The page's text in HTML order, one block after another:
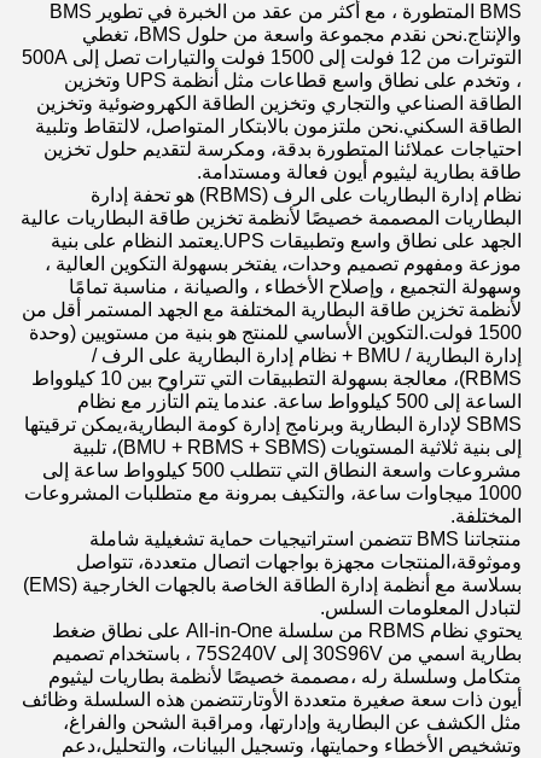
BMS المتطورة ، مع أكثر من عقد من الخبرة في تطوير BMS
والإنتاج.نحن نقدم مجموعة واسعة من حلول BMS، تغطي
التوترات من 12 فولت إلى 1500 فولت والتيارات تصل إلى 500A
، وتخدم على نطاق واسع قطاعات مثل أنظمة UPS وتخزين
الطاقة الصناعي والتجاري وتخزين الطاقة الكهروضوئية وتخزين
الطاقة السكني.نحن ملتزمون بالابتكار المتواصل، لالتقاط وتلبية
احتياجات عملائنا المتطورة بدقة، ومكرسة لتقديم حلول تخزين
طاقة بطارية ليثيوم أيون فعالة ومستدامة.
نظام إدارة البطاريات على الرف (RBMS) هو تحفة إدارة
البطاريات المصممة خصيصًا لأنظمة تخزين طاقة البطاريات عالية
الجهد على نطاق واسع وتطبيقات UPS.يعتمد النظام على بنية
موزعة ومفهوم تصميم وحدات، يفتخر بسهولة التكوين العالية ،
وسهولة التجميع ، وإصلاح الأخطاء ، والصيانة ، مناسبة تمامًا
لأنظمة تخزين طاقة البطارية المختلفة مع الجهد المستمر أقل من
1500 فولت.التكوين الأساسي للمنتج هو بنية من مستويين (وحدة
إدارة البطارية / BMU + نظام إدارة البطارية على الرف /
RBMS)، معالجة بسهولة التطبيقات التي تتراوح بين 10 كيلوواط
الساعة إلى 500 كيلوواط ساعة. عندما يتم التآزر مع نظام
SBMS لإدارة البطارية وبرنامج إدارة كومة البطارية،يمكن ترقيتها
إلى بنية ثلاثية المستويات (BMU + RBMS + SBMS)، تلبية
مشروعات واسعة النطاق التي تتطلب 500 كيلوواط ساعة إلى
1000 ميجاوات ساعة، والتكيف بمرونة مع متطلبات المشروعات
المختلفة.
منتجاتنا BMS تتضمن استراتيجيات حماية تشغيلية شاملة
وموثوقة،المنتجات مجهزة بواجهات اتصال متعددة، تتواصل
بسلاسة مع أنظمة إدارة الطاقة الخاصة بالجهات الخارجية (EMS)
لتبادل المعلومات السلس.
يحتوي نظام RBMS من سلسلة All-in-One على نطاق ضغط
بطارية اسمي من 30S96V إلى 75S240V ، باستخدام تصميم
متكامل وسلسلة رله ،مصممة خصيصًا لأنظمة بطاريات ليثيوم
أيون ذات سعة صغيرة متعددة الأوتارتتضمن هذه السلسلة وظائف
مثل الكشف عن البطارية وإدارتها، ومراقبة الشحن والفراغ،
وتشخيص الأخطاء وحمايتها، وتسجيل البيانات، والتحليل،دعم